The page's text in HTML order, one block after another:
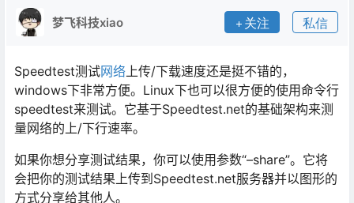
梦飞科技xiao 关注 私信
Speedtest测试网络上传/下载速度还是挺不错的，
windows下非常方便。Linux下也可以很方便的使用命令行
speedtest来测试。它基于Speedtest.net的基础架构来测
量网络的上/下行速率。
如果你想分享测试结果，你可以使用参数“–share”。它将
会把你的测试结果上传到Speedtest.net服务器并以图形的
方式分享给其他人。